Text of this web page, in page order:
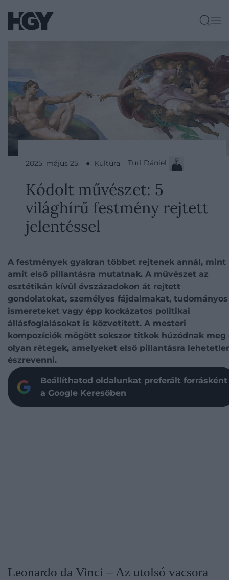
2025. május 25. ● Kultúra Turi Dániel
Kódolt művészet: 5
világhírű festmény rejtett
jelentéssel
A festmények gyakran többet rejtenek annál, mint
amit első pillantásra mutatnak. A művészet az
esztétikán kívül évszázadokon át rejtett
gondolatokat, személyes fájdalmakat, tudományos
ismereteket vagy épp kockázatos politikai
állásfoglalásokat is közvetített. A mesteri
kompozíciók mögött sokszor titkok húzódnak meg
olyan rétegek, amelyeket első pillantásra
észrevenni.
Beállíthatod oldalunkat preferált forrásként
a Google Keresőben
Leonardo da Vinci – Az utolsó vacsora